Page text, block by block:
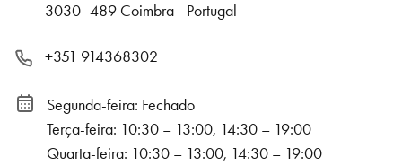
3030- 489 Coimbra - Portugal
+351 914368302
Segunda-feira: Fechado
Terça-feira: 10:30 – 13:00, 14:30 – 19:00
Quarta-feira: 10:30 – 13:00, 14:30 – 19:00